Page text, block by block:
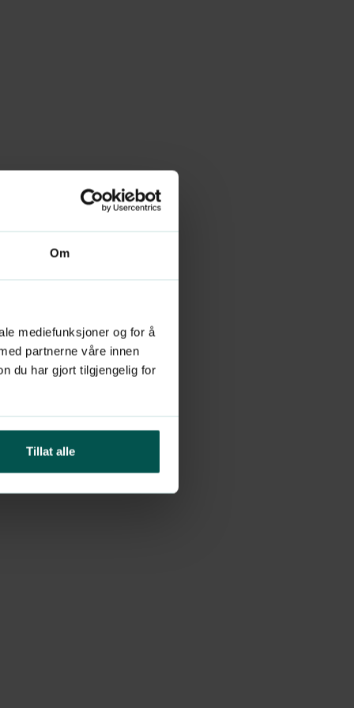
Om
mediefunksjoner og for å
partnerne våre innen
du har gjort tilgjengelig for
Tillat alle